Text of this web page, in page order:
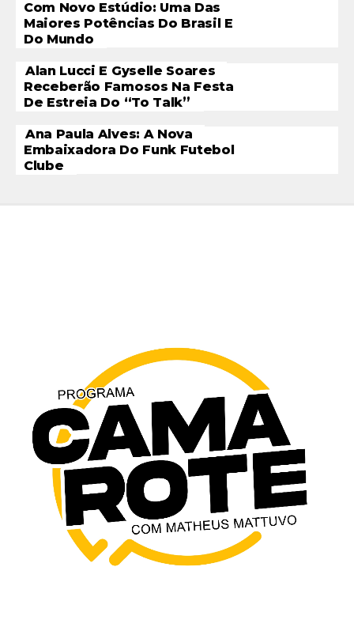
Com Novo Estúdio: Uma Das
Maiores Potências Do Brasil E
Do Mundo
Alan Lucci E Gyselle Soares
Receberão Famosos Na Festa
De Estreia Do “To Talk”
Ana Paula Alves: A Nova
Embaixadora Do Funk Futebol
Clube